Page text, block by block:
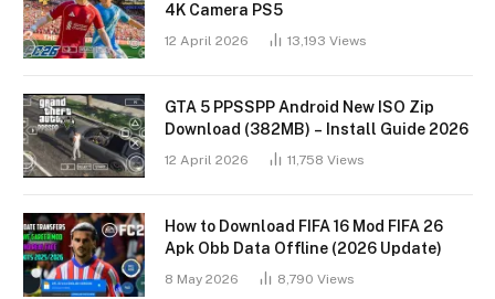
4K Camera PS5
12 April 2026 13,193 Views
GTA 5 PPSSPP Android New ISO Zip
Download (382MB) – Install Guide 2026
12 April 2026 11,758 Views
How to Download FIFA 16 Mod FIFA 26
Apk Obb Data Offline (2026 Update)
8 May 2026 8,790 Views